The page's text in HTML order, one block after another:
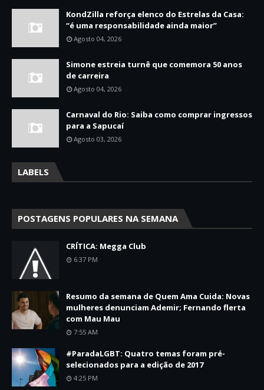
KondZilla reforça elenco do Estrelas da Casa:
“é uma responsabilidade ainda maior”
Agosto 04, 2026
Simone estreia turnê que comemora 50 anos
de carreira
Agosto 04, 2026
Carnaval do Rio: Saiba como comprar ingressos
para a Sapucaí
Agosto 03, 2026
LABELS
POSTAGENS POPULARES NA SEMANA
CRÍTICA: Megga Club
6:37 PM
Resumo da semana de Quem Ama Cuida: Novas
mulheres denunciam Ademir; Fernando flerta
com Mau Mau
7:55 AM
#ParadaLGBT: Quatro temas foram pré-
selecionados para a edição de 2017
4:25 PM